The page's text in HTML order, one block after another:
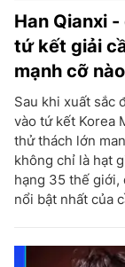
Han Qianxi
tứ kết giải
mạnh cỡ
Sau khi xuất sắc
vào tứ kết Korea
thử thách lớn
không chỉ là hạt
hạng 35 thế giới,
nổi bật nhất của